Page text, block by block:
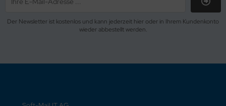
Der Newsletter ist kostenlos und kann jederzeit hier oder in Ihrem Kundenkonto
wieder abbestellt werden.